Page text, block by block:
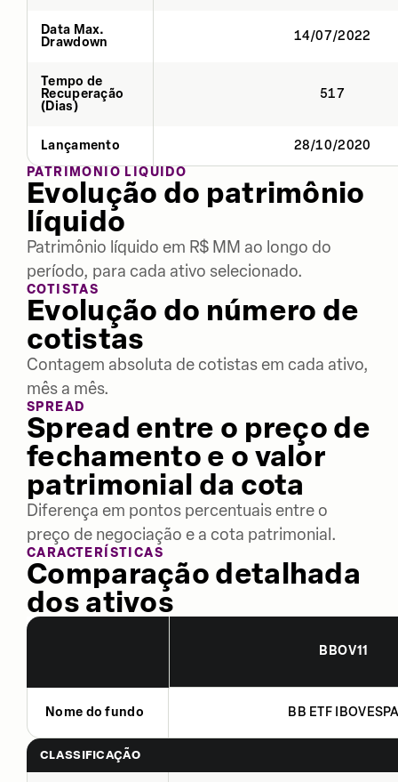
Data Max.
Drawdown
14/07/2022
Tempo de
Recuperação
(Dias)
517
Lançamento
28/10/2020
PATRIMÔNIO LÍQUIDO
Evolução do patrimônio
líquido
Patrimônio líquido em R$ MM ao longo do
período, para cada ativo selecionado.
COTISTAS
Evolução do número de
cotistas
Contagem absoluta de cotistas em cada ativo,
mês a mês.
SPREAD
Spread entre o preço de
fechamento e o valor
patrimonial da cota
Diferença em pontos percentuais entre o
preço de negociação e a cota patrimonial.
CARACTERÍSTICAS
Comparação detalhada
dos ativos
BBOV11
Nome do fundo BB ETF
CLASSIFICAÇÃO